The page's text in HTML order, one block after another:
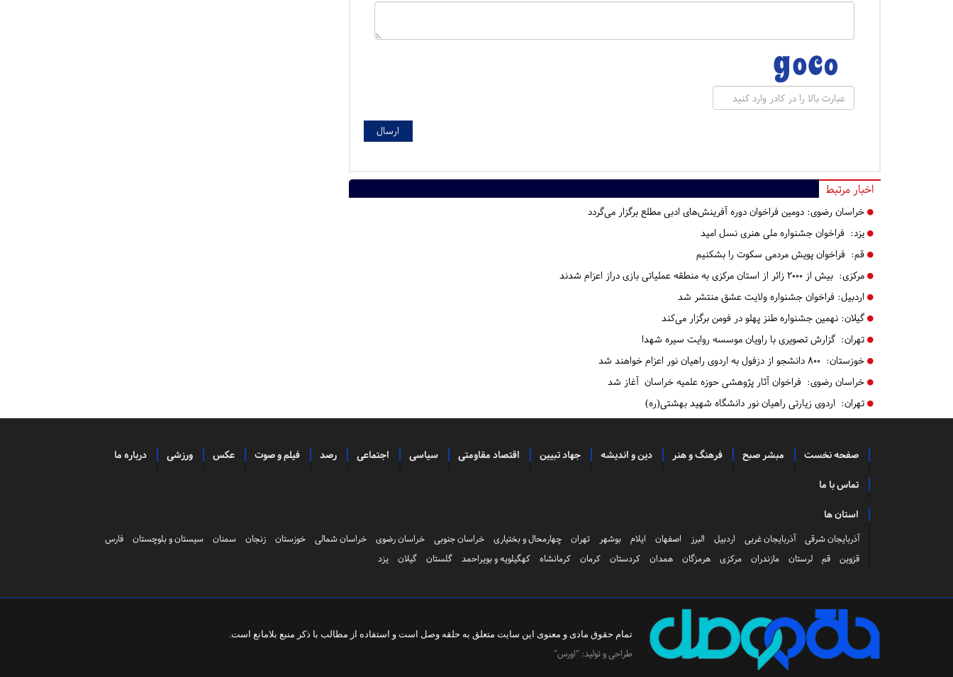
اخبار مرتبط
خراسان رضوی: دومین فراخوان دوره آفرینش‌های ادبی مطلع برگزار می‌گردد
یزد: فراخوان جشنواره ملی هنری نسل امید
قم: فراخوان پویش مردمی سکوت را بشکنیم
مرکزی: بیش از ۲۰۰۰ زائر از استان مرکزی به منطقه عملیاتی بازی دراز اعزام شدند
اردبیل: فراخوان جشنواره ولایت عشق منتشر شد
گیلان: نهمین جشنواره طنز پهلو در فومن برگزار می‌کند
تهران: گزارش تصویری با راویان موسسه روایت سیره شهدا
خوزستان:
خراسان رضوی: فراخوان آثار پژوهشی حوزه علمیه خراسان آغاز شد
تهران: اردوی زیارتی راهیان نور دانشگاه شهید بهشتی(ره)
صفحه نخست مبشر صبح فرهنگ و هنر دین و اندیشه جهاد تبیین اقتصاد مقاومتی سیاسی اجتماعی رصد فیلم و صوت عکس ورزشی درباره ما
تماس با ما
استان ها
آذربایجان شرقی آذربایجان غربی اردبیل البرز اصفهان ایلام بوشهر تهران چهارمحال و بختیاری خراسان جنوبی خراسان رضوی خراسان شمالی خوزستان زنجان سمنان سیستان و بلوچستان
فارس
قزوین
قم لرستان مازندران مرکزی هرمزگان همدان کردستان کرمان کرمانشاه کهگیلویه و بویراحمد گلستان گیلان یزد
تمام حقوق مادی و معنوی این سایت متعلق به حلقه وصل است و استفاده از مطالب با ذکر منبع بلامانع است.
طراحی و تولید: "اورس"